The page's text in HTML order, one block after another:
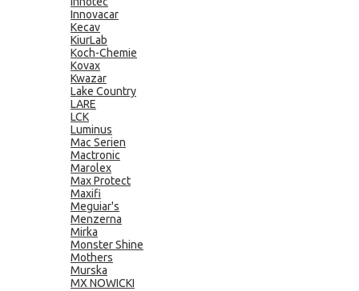
Innovacar
Kecav
KiurLab
Koch-Chemie
Kovax
Kwazar
Lake Country
LARE
LCK
Luminus
Mac Serien
Mactronic
Marolex
Max Protect
Maxifi
Meguiar's
Menzerna
Mirka
Monster Shine
Mothers
Murska
MX NOWICKI